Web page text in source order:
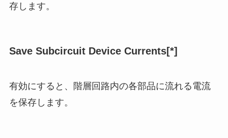
存します。
Save Subcircuit Device Currents[*]
有効にすると、階層回路内の各部品に流れる電流
を保存します。